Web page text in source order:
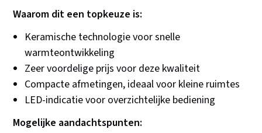
Waarom dit een topkeuze is:
Keramische technologie voor snelle
warmteontwikkeling
Zeer voordelige prijs voor deze kwaliteit
Compacte afmetingen, ideaal voor kleine ruimtes
LED-indicatie voor overzichtelijke bediening
Mogelijke aandachtspunten: